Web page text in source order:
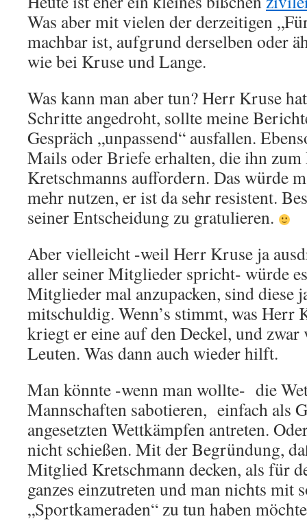
Was aber mit vielen der derzeitigen
machbar ist, aufgrund derselben oder
wie bei Kruse und Lange.
Was kann man aber tun? Herr Kruse
Schritte angedroht, sollte meine
Gespräch „unpassend“ ausfallen.
Mails oder Briefe erhalten, die ihn
Kretschmanns auffordern. Das würde
mehr nutzen, er ist da sehr resistent.
seiner Entscheidung zu gratulieren.
Aber vielleicht -weil Herr Kruse ja
aller seiner Mitglieder spricht- würde
Mitglieder mal anzupacken, sind diese
mitschuldig. Wenn’s stimmt, was Herr
kriegt er eine auf den Deckel, und zwar
Leuten. Was dann auch wieder hilft.
Man könnte -wenn man wollte- die
Mannschaften sabotieren, einfach als
angesetzten Wettkämpfen antreten.
nicht schießen. Mit der Begründung,
Mitglied Kretschmann decken, als für
ganzes einzutreten und man nichts mit
„Sportkameraden“ zu tun haben